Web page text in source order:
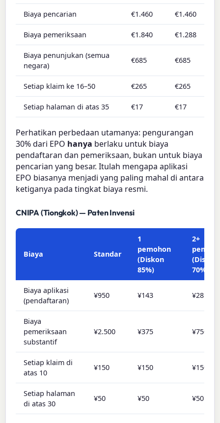
Biaya pencarian €1.460 €1.460
Biaya pemeriksaan €1.840 €1.288
Biaya penunjukan (semua
negara)
€685 €685
Setiap klaim ke 16–50 €265 €265
Setiap halaman di atas 35 €17 €17
Perhatikan perbedaan utamanya: pengurangan
30% dari EPO hanya berlaku untuk biaya
pendaftaran dan pemeriksaan, bukan untuk biaya
pencarian yang besar. Itulah mengapa aplikasi
EPO biasanya menjadi yang paling mahal di antara
ketiganya pada tingkat biaya resmi.
CNIPA (Tiongkok) — Paten Invensi
Biaya Standar
1
pemohon
(Diskon
85%)
2+
(Diskon
70%)
Biaya aplikasi
(pendaftaran)
¥950 ¥143 ¥285
Biaya
pemeriksaan
substantif
¥2.500 ¥375 ¥750
Setiap klaim di
atas 10
¥150 ¥150 ¥150
Setiap halaman
di atas 30
¥50 ¥50 ¥50